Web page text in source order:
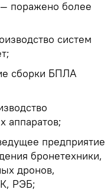
поражено более
систем
сборки БПЛА
аппаратов;
предприятие
бронетехники,
дронов,
РЭБ;